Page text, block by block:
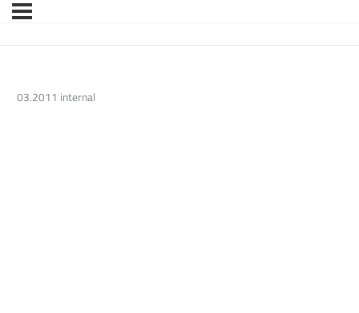
03.2011 internal